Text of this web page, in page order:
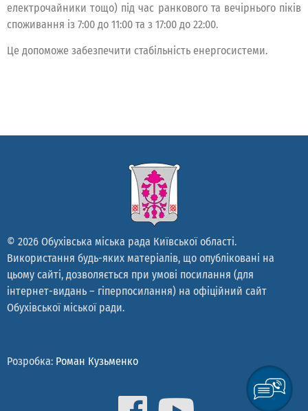
електрочайники тощо) під час ранкового та вечірнього піків
споживання із 7:00 до 11:00 та з 17:00 до 22:00.
Це допоможе забезпечити стабільність енергосистеми.
© 2026 Обухівська міська рада Київської області.
Використання будь-яких матеріалів, що опубліковані на
цьому сайті, дозволяється при умові посилання (для
інтернет-видань – гіперпосилання) на офіційний сайт
Обухівської міської ради.
Розробка: Роман Кузьменко